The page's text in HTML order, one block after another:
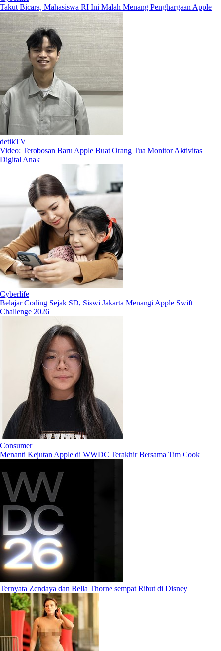
Takut Bicara, Mahasiswa RI Ini Malah Menang Penghargaan Apple
detikTV
Video: Terobosan Baru Apple Buat Orang Tua Monitor Aktivitas
Digital Anak
Cyberlife
Belajar Coding Sejak SD, Siswi Jakarta Menangi Apple Swift
Challenge 2026
Consumer
Menanti Kejutan Apple di WWDC Terakhir Bersama Tim Cook
Ternyata Zendaya dan Bella Thorne sempat Ribut di Disney